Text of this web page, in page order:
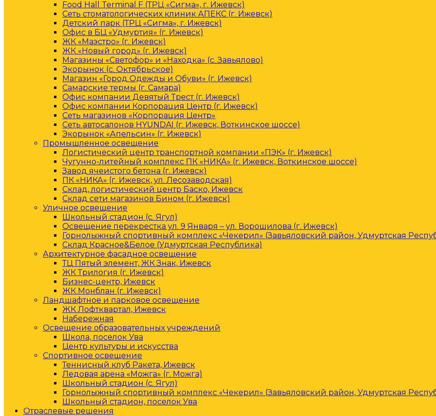
Food Hall Terminal F (ТРЦ «Сигма», г. Ижевск)
Сеть стоматологических клиник АПЕКС (г. Ижевск)
Детский парк (ТРЦ «Сигма», г. Ижевск)
Офис в БЦ «Удмуртия» (г. Ижевск)
ЖК «Маэстро» (г. Ижевск)
ЖК «Новый город» (г. Ижевск)
Магазины «Светофор» и «Находка» (с. Завьялово)
Экорынок (с. Октябрьское)
Магазин «Город Одежды и Обуви» (г. Ижевск)
Самарские термы (г. Самара)
Офис компании Девятый Трест (г. Ижевск)
Офис компании Корпорация Центр (г. Ижевск)
Сеть магазинов «Корпорация Центр»
Сеть автосалонов HYUNDAI (г. Ижевск, Воткинское шоссе)
Экорынок «Апельсин» (г. Ижевск)
Промышленное освещение
Логистический центр транспортной компании «ПЭК» (г. Ижевск)
Чугунно-литейный комплекс ПК «НИКА» (г. Ижевск, Воткинское шоссе)
Завод ячеистого бетона (г. Ижевск)
ПК «НИКА» (г. Ижевск, ул. Лесозаводская)
Склад, логистический центр Баско, Ижевск
Склад сети магазинов Бином (г. Ижевск)
Уличное освещение
Школьный стадион (с. Ягул)
Освещение перекрестка ул. 9 Января – ул. Ворошилова (г. Ижевск)
Горнолыжный спортивный комплекс «Чекерил» (Завьяловский район, Удмуртская
Склад Красное&Белое (Удмуртская Республика)
Архитектурное фасадное освещение
ТЦ Пятый элемент, ЖК Знак, Ижевск
ЖК Трилогия (г. Ижевск)
Бизнес-центр, Ижевск
ЖК Монблан (г. Ижевск)
Ландшафтное и парковое освещение
ЖК Лофтквартал, Ижевск
Набережная
Освещение образовательных учреждений
Школа, поселок Ува
Центр культуры и искусства
Спортивное освещение
Теннисный клуб Ракета, Ижевск
Ледовая арена «Можга» (г. Можга)
Школьный стадион (с. Ягул)
Горнолыжный спортивный комплекс «Чекерил» (Завьяловский район, Удмуртская
Школьный стадион, поселок Ува
Отраслевые решения